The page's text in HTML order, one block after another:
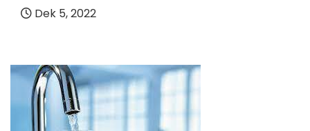
Dek 5, 2022